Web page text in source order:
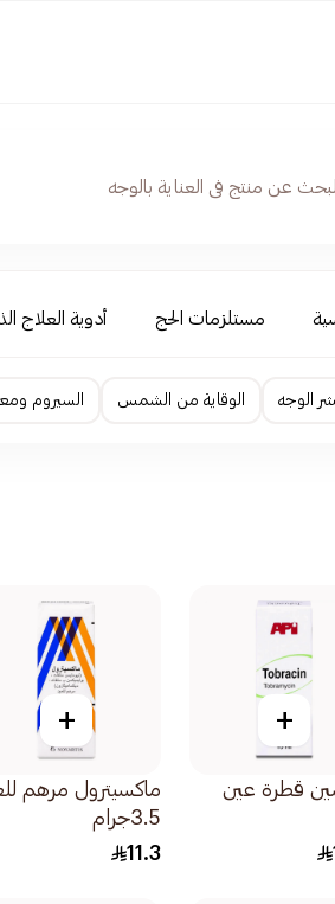
مستلزمات الحج أدوية العلاج
الوجه الوقاية من الشمس السيروم
+
قطرة عين
+
ماكسيترول مرهم
3.5جرام
11.3